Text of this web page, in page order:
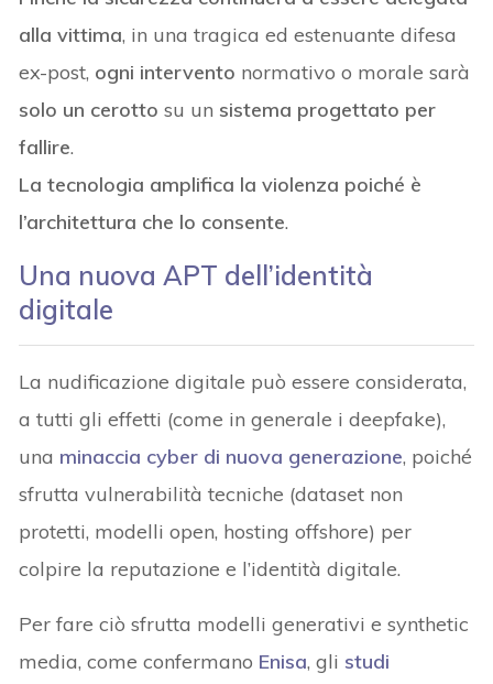
alla vittima, in una tragica ed estenuante difesa
ex-post, ogni intervento normativo o morale sarà
solo un cerotto su un sistema progettato per
fallire.
La tecnologia amplifica la violenza poiché è
l’architettura che lo consente.
Una nuova APT dell’identità
digitale
La nudificazione digitale può essere considerata,
a tutti gli effetti (come in generale i deepfake),
una minaccia cyber di nuova generazione, poiché
sfrutta vulnerabilità tecniche (dataset non
protetti, modelli open, hosting offshore) per
colpire la reputazione e l’identità digitale.
Per fare ciò sfrutta modelli generativi e synthetic
media, come confermano Enisa, gli studi